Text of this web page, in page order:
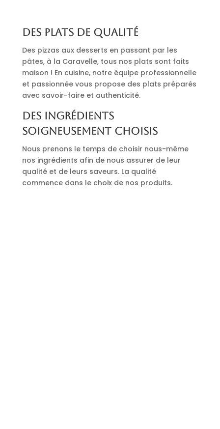
Des plats de qualité
Des pizzas aux desserts en passant par les
pâtes, à la Caravelle, tous nos plats sont faits
maison ! En cuisine, notre équipe professionnelle
et passionnée vous propose des plats préparés
avec savoir-faire et authenticité.
Des ingrédients
soigneusement choisis
Nous prenons le temps de choisir nous-même
nos ingrédients afin de nous assurer de leur
qualité et de leurs saveurs. La qualité
commence dans le choix de nos produits.